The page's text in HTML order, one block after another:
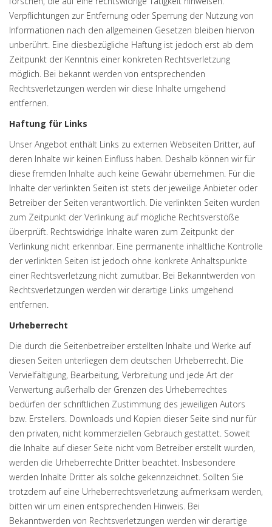
Verpflichtungen zur Entfernung oder Sperrung der Nutzung von
Informationen nach den allgemeinen Gesetzen bleiben hiervon
unberührt. Eine diesbezügliche Haftung ist jedoch erst ab dem
Zeitpunkt der Kenntnis einer konkreten Rechtsverletzung
möglich. Bei bekannt werden von entsprechenden
Rechtsverletzungen werden wir diese Inhalte umgehend
entfernen.
Haftung für Links
Unser Angebot enthält Links zu externen Webseiten Dritter, auf
deren Inhalte wir keinen Einfluss haben. Deshalb können wir für
diese fremden Inhalte auch keine Gewähr übernehmen. Für die
Inhalte der verlinkten Seiten ist stets der jeweilige Anbieter oder
Betreiber der Seiten verantwortlich. Die verlinkten Seiten wurden
zum Zeitpunkt der Verlinkung auf mögliche Rechtsverstöße
überprüft. Rechtswidrige Inhalte waren zum Zeitpunkt der
Verlinkung nicht erkennbar. Eine permanente inhaltliche Kontrolle
der verlinkten Seiten ist jedoch ohne konkrete Anhaltspunkte
einer Rechtsverletzung nicht zumutbar. Bei Bekanntwerden von
Rechtsverletzungen werden wir derartige Links umgehend
entfernen.
Urheberrecht
Die durch die Seitenbetreiber erstellten Inhalte und Werke auf
diesen Seiten unterliegen dem deutschen Urheberrecht. Die
Vervielfältigung, Bearbeitung, Verbreitung und jede Art der
Verwertung außerhalb der Grenzen des Urheberrechtes
bedürfen der schriftlichen Zustimmung des jeweiligen Autors
bzw. Erstellers. Downloads und Kopien dieser Seite sind nur für
den privaten, nicht kommerziellen Gebrauch gestattet. Soweit
die Inhalte auf dieser Seite nicht vom Betreiber erstellt wurden,
werden die Urheberrechte Dritter beachtet. Insbesondere
werden Inhalte Dritter als solche gekennzeichnet. Sollten Sie
trotzdem auf eine Urheberrechtsverletzung aufmerksam werden,
bitten wir um einen entsprechenden Hinweis. Bei
Bekanntwerden von Rechtsverletzungen werden wir derartige